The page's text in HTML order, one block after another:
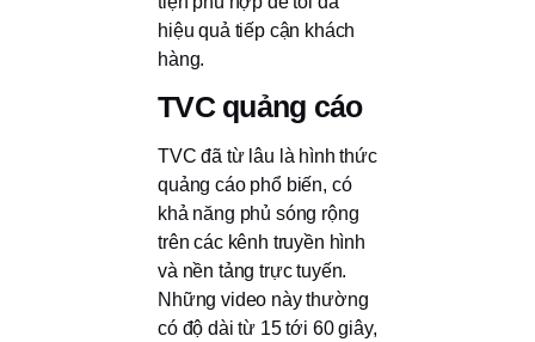
hiệu quả tiếp cận khách
hàng.
TVC quảng cáo
TVC đã từ lâu là hình thức
quảng cáo phổ biến, có
khả năng phủ sóng rộng
trên các kênh truyền hình
và nền tảng trực tuyến.
Những video này thường
có độ dài từ 15 tới 60 giây,